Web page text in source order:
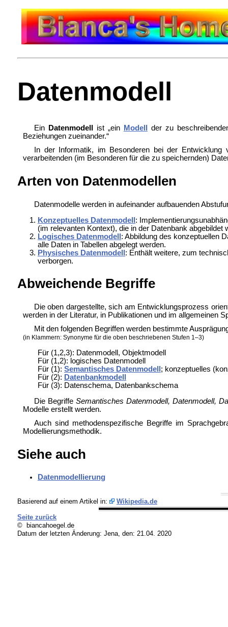
Datenmodell
Ein Datenmodell ist „ein Modell
der zu
Beziehungen zueinander.“
In der
Informatik, im Besonderen bei der
verarbeitenden (im Besonderen für die zu speichernden)
Arten von Datenmodellen
Datenmodelle werden in aufeinander aufbauenden
Konzeptuelles Datenmodell:
(im relevanten Kontext), die in der Datenbank
Logisches Datenmodell: Abbildung des konzeptuellen
alle Daten in Tabellen abgelegt werden.
Physisches Datenmodell: Enthält weitere, zum
verborgen.
Abweichende Begriffe
Die oben dargestellte, sich am Entwicklungsprozess
werden in der Literatur, in Publikationen und im allgemeinen
Mit den folgenden Begriffen werden bestimmte
(in Klammern: Synonyme für die oben beschriebenen Stufen 1–3)
Für (1,2,3): Datenmodell, Objektmodell
Für (1,2): logisches Datenmodell
Für (1): Semantisches Datenmodell ; konzeptuelles
Für (2): Datenbankmodell
Für (3): Datenschema, Datenbankschema
Die Begriffe Semantisches Datenmodell, Datenmodell,
Modelle erstellt werden.
Auch sind methodenspezifische Begriffe im
Modellierungsmethodik.
Siehe auch
Datenmodellierung
Basierend auf einem Artikel in: Wikipedia.de
Seite zurück
© biancahoegel.de
Datum der letzten Änderung: Jena, den: 21.04. 2020